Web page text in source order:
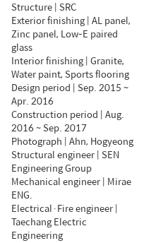
Structure | SRC
Exterior finishing | AL panel,
Zinc panel, Low-E paired
glass
Interior finishing | Granite,
Water paint, Sports flooring
Design period | Sep. 2015 ~
Apr. 2016
Construction period | Aug.
2016 ~ Sep. 2017
Photograph | Ahn, Hogyeong
Structural engineer | SEN
Engineering Group
Mechanical engineer | Mirae
ENG.
Electrical·Fire engineer |
Taechang Electric
Engineering